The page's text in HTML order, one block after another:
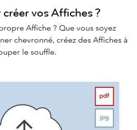
vos Affiches ?
Affiche ? Que vous soyez
chevronné, créez des Affiches à
le souffle.